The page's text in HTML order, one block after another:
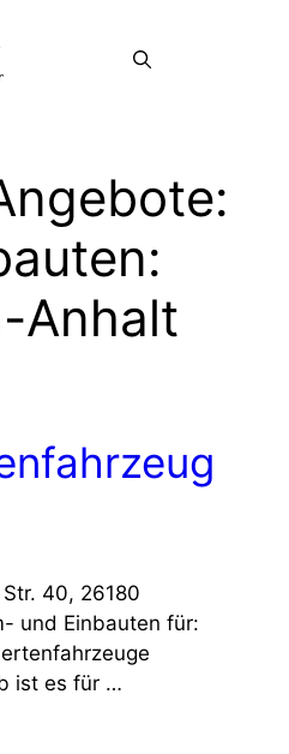
Anhalt
40, 26180
und Einbauten für:
ist es für …